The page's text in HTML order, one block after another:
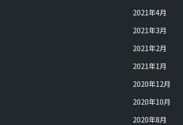
2021年4月
2021年3月
2021年2月
2021年1月
2020年12月
2020年10月
2020年8月